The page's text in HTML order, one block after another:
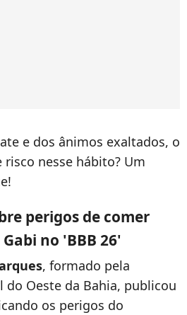
e dos ânimos exaltados, o
nesse hábito? Um
perigos de comer
no 'BBB 26'
, formado pela
do Oeste da Bahia, publicou
os perigos do